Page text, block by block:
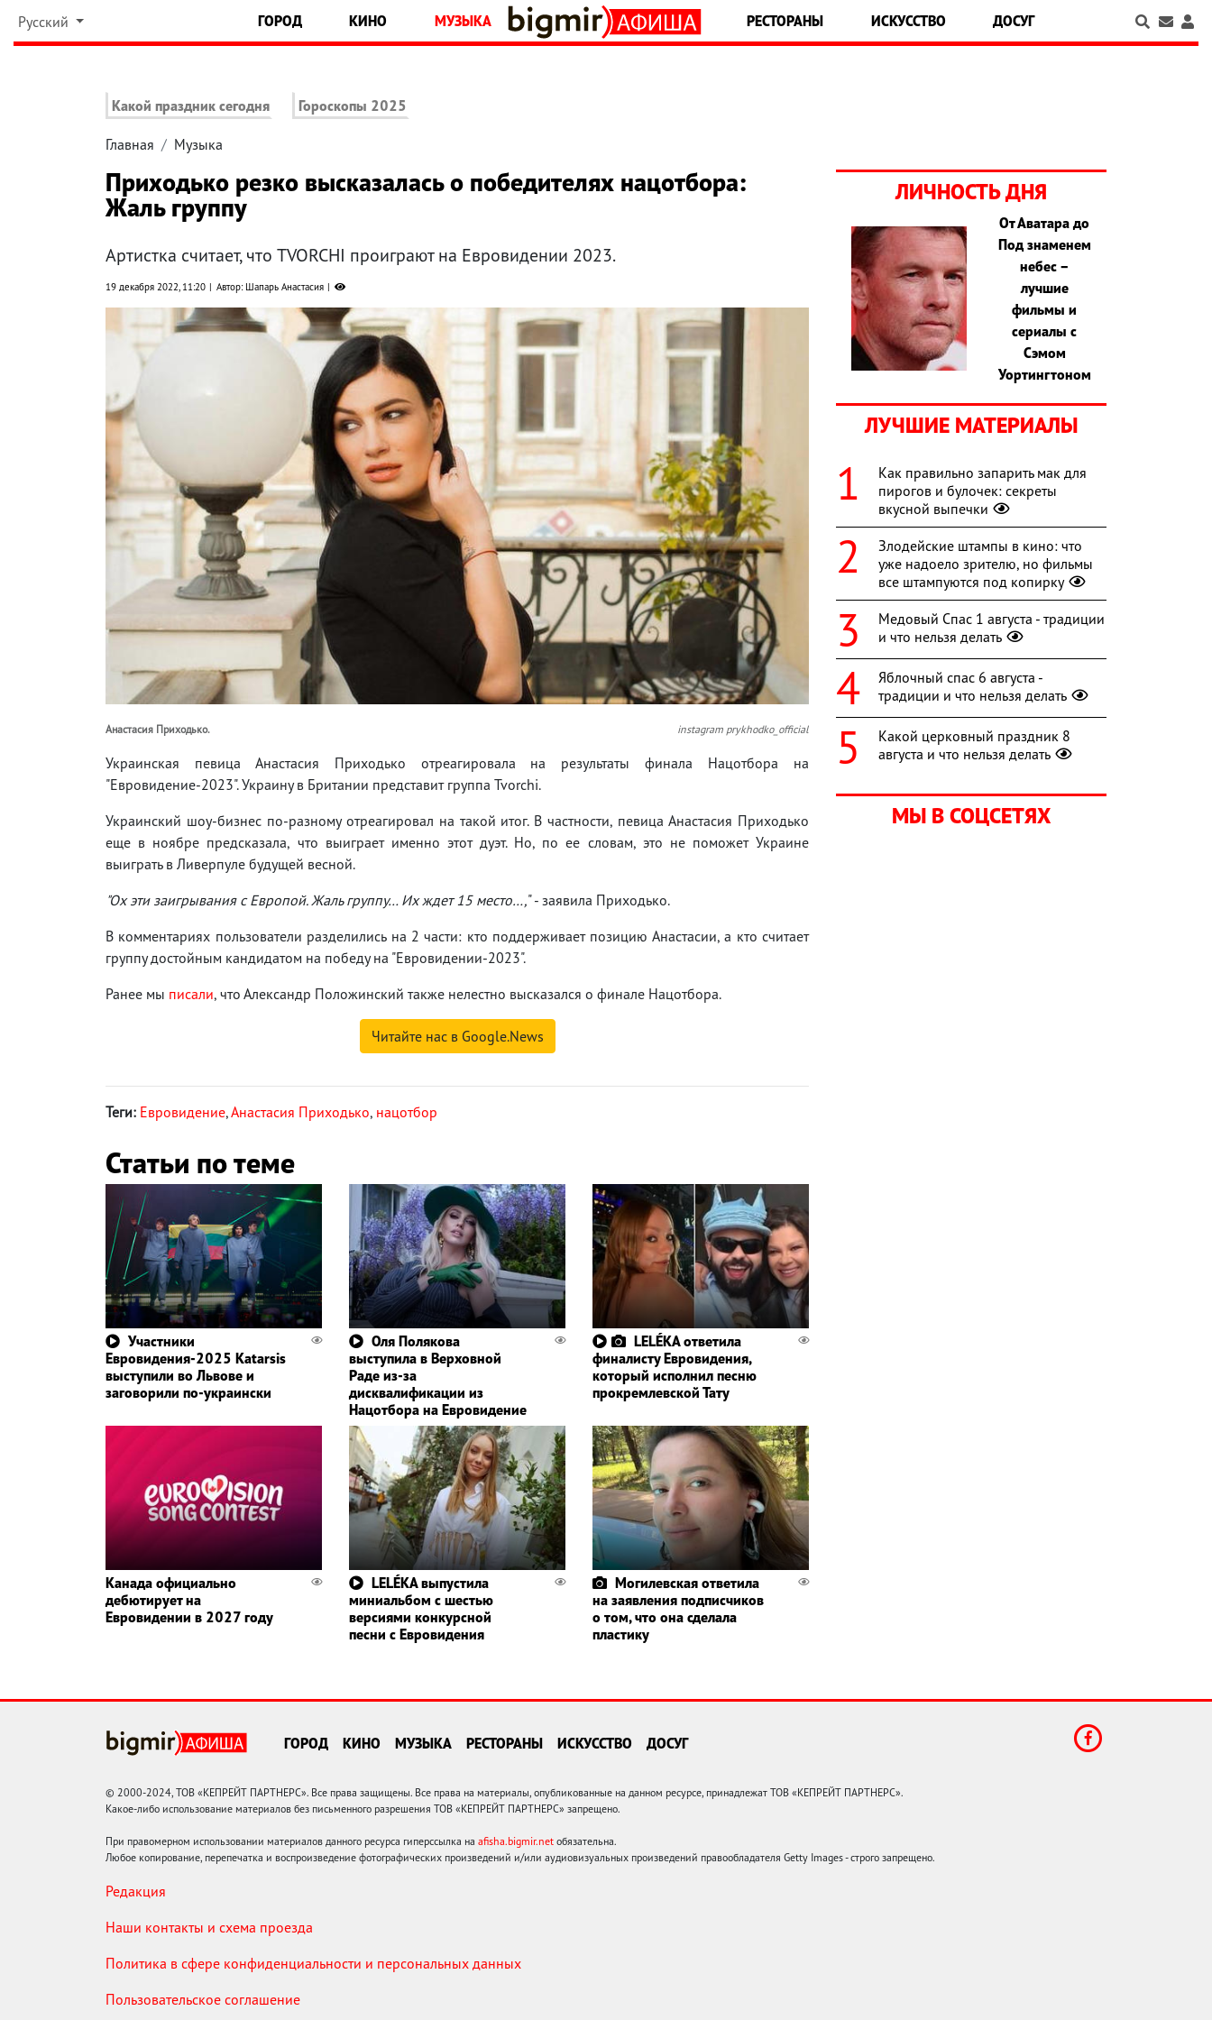
Русский ГОРОД КИНО МУЗЫКА РЕСТОРАНЫ ИСКУССТВО ДОСУГ
Какой праздник сегодня Гороскопы 2025
Главная Музыка
Приходько резко высказалась о победителях нацотбора:
Жаль группу
Артистка считает, что TVORCHI проиграют на Евровидении 2023.
19 декабря 2022, 11:20 Автор: Шапарь Анастасия
Анастасия Приходько. instagram prykhodko_official
Украинская певица Анастасия Приходько отреагировала на результаты финала Нацотбора на
"Евровидение-2023". Украину в Британии представит группа Tvorchi.
Украинский шоу-бизнес по-разному отреагировал на такой итог. В частности, певица Анастасия Приходько
еще в ноябре предсказала, что выиграет именно этот дуэт. Но, по ее словам, это не поможет Украине
выиграть в Ливерпуле будущей весной.
"Ох эти заигрывания с Европой. Жаль группу… Их ждет 15 место…," - заявила Приходько.
В комментариях пользователи разделились на 2 части: кто поддерживает позицию Анастасии, а кто считает
группу достойным кандидатом на победу на "Евровидении-2023".
Ранее мы писали, что Александр Положинский также нелестно высказался о финале Нацотбора.
Читайте нас в Google.News
Теги: Евровидение,Анастасия Приходько, нацотбор
Статьи по теме
Участники
Евровидения-2025 Katarsis
выступили во Львове и
заговорили по-украински
Оля Полякова
выступила в Верховной
Раде из-за
дисквалификации из
Нацотбора на Евровидение
LELÉKA ответила
финалисту Евровидения,
который исполнил песню
прокремлевской Тату
Канада официально
дебютирует на
Евровидении в 2027 году
LELÉKA выпустила
миниальбом с шестью
версиями конкурсной
песни с Евровидения
Могилевская ответила
на заявления подписчиков
о том, что она сделала
пластику
ЛИЧНОСТЬ ДНЯ
От Аватара до
Под знаменем
небес –
лучшие
фильмы и
сериалы с
Сэмом
Уортингтоном
ЛУЧШИЕ МАТЕРИАЛЫ
Как правильно запарить мак для
пирогов и булочек: секреты
вкусной выпечки
Злодейские штампы в кино: что
уже надоело зрителю, но фильмы
все штампуются под копирку
Медовый Спас 1 августа - традиции
и что нельзя делать
Яблочный спас 6 августа -
традиции и что нельзя делать
Какой церковный праздник 8
августа и что нельзя делать
МЫ В СОЦСЕТЯХ
ГОРОД КИНО МУЗЫКА РЕСТОРАНЫ ИСКУССТВО ДОСУГ
© 2000-2024, ТОВ «КЕПРЕЙТ ПАРТНЕРС». Все права защищены. Все права на материалы, опубликованные на данном ресурсе, принадлежат ТОВ «КЕПРЕЙТ ПАРТНЕРС».
Какое-либо использование материалов без письменного разрешения ТОВ «КЕПРЕЙТ ПАРТНЕРС» запрещено.
При правомерном использовании материалов данного ресурса гиперссылка на afisha.bigmir.net обязательна.
Любое копирование, перепечатка и воспроизведение фотографических произведений и/или аудиовизуальных произведений правообладателя Getty Images - строго запрещено.
Редакция
Наши контакты и схема проезда
Политика в сфере конфиденциальности и персональных данных
Пользовательское соглашение